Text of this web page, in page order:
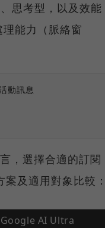
思考型，以及效能
能力（脈絡窗
動訊息
，選擇合適的訂閱
及適用對象比較
Google AI Ultra